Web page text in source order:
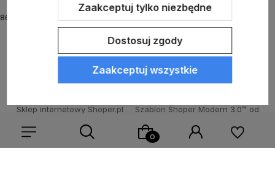
86-031 Osielsko k. Bydgoszczy
Sklep internetowy Shoper.pl Szablon Shoper Modern 3.0™ od
Zaakceptuj tylko niezbędne
Dostosuj zgody
Zaakceptuj wszystkie